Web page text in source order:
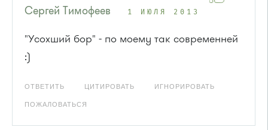
Сергей Тимофеев 1 ИЮЛЯ 2013
"Усохший бор" - по моему так современней
:)
ОТВЕТИТЬ ЦИТИРОВАТЬ ИГНОРИРОВАТЬ
ПОЖАЛОВАТЬСЯ